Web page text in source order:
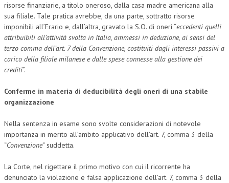
risorse finanziarie, a titolo oneroso, dalla casa madre americana alla
sua filiale. Tale pratica avrebbe, da una parte, sottratto risorse
imponibili all’Erario e, dall’altra, gravato la S.O. di oneri “eccedenti quelli
attribuibili all’attività svolta in Italia, ammessi in deduzione, ai sensi del
terzo comma dell’art. 7 della Convenzione, costituiti dagli interessi passivi a
carico della filiale milanese e dalle spese connesse alla gestione dei
crediti”.
Conferme in materia di deducibilità degli oneri di una stabile
organizzazione
Nella sentenza in esame sono svolte considerazioni di notevole
importanza in merito all’ambito applicativo dell’art. 7, comma 3 della
“Convenzione”suddetta.
La Corte, nel rigettare il primo motivo con cui il ricorrente ha
denunciato la violazione e falsa applicazione dell’art. 7, comma 3 della